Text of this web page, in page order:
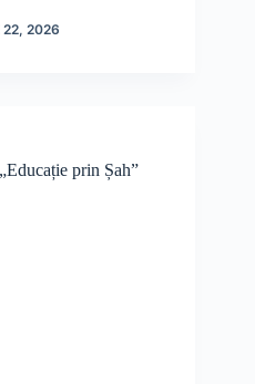
22, 2026
prin Șah”